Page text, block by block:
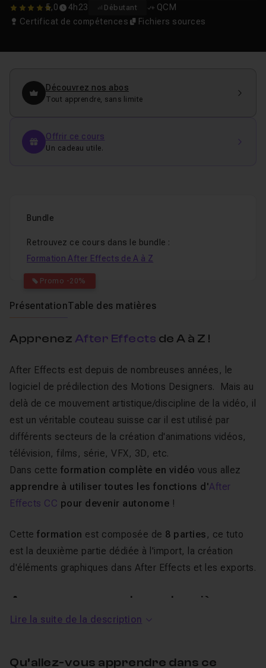
5 5,0 4h23 Débutant
QCM
Certificat de compétences
Fichiers sources
Découvrez nos abos
Tout apprendre, sans limite
Offrir ce cours
Un cadeau utile.
Bundle
Retrouvez ce cours dans le bundle :
Promo -20%
Formation After Effects de A à Z
PrésentationTable des matières
Apprenez After Effects de A à Z !
After Effects est depuis de nombreuses années, le
logiciel de prédilection des Motions Designers. Mais au
delà de ce mouvement artistique/discipline de la vidéo, il
est un véritable couteau suisse car il est utilisé par
différents secteurs de la création d'animations vidéos,
télévision, films, série, VFX, 3D, etc.
Dans cette formation complète en vidéo vous allez
apprendre à utiliser toutes les fonctions d'After
Effects CC pour devenir autonome !
Cette formation est composée de 8 parties , ce tuto
est la deuxième partie dédiée à l'import, la création
d'éléments graphiques dans After Effects et les exports.
Au programme de ce deuxième
chapitre : Apprendre After
Lire la suite de la description
Qu’allez-vous apprendre dans ce